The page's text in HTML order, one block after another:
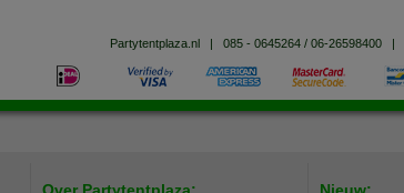
Partytentplaza.nl 085 - 0645264 / 06-26598400|